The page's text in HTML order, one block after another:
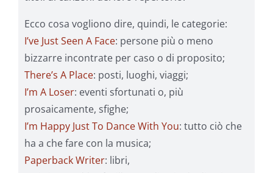
Ecco cosa vogliono dire, quindi, le categorie:
I’ve Just Seen A Face: persone più o meno
bizzarre incontrate per caso o di proposito;
There’s A Place: posti, luoghi, viaggi;
I’m A Loser: eventi sfortunati o, più
prosaicamente, sfighe;
I’m Happy Just To Dance With You: tutto ciò che
ha a che fare con la musica;
Paperback Writer: libri,